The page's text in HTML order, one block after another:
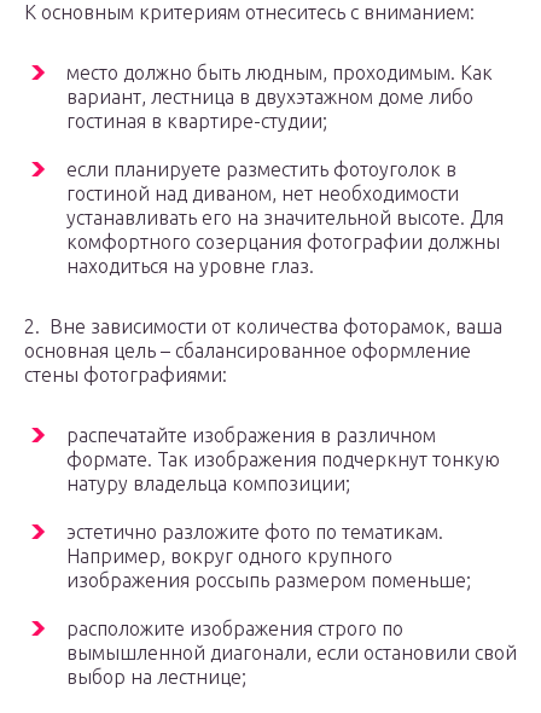
К основным критериям отнеситесь с вниманием:
место должно быть людным, проходимым. Как
вариант, лестница в двухэтажном доме либо
гостиная в квартире-студии;
если планируете разместить фотоуголок в
гостиной над диваном, нет необходимости
устанавливать его на значительной высоте. Для
комфортного созерцания фотографии должны
находиться на уровне глаз.
2. Вне зависимости от количества фоторамок, ваша
основная цель – сбалансированное оформление
стены фотографиями:
распечатайте изображения в различном
формате. Так изображения подчеркнут тонкую
натуру владельца композиции;
эстетично разложите фото по тематикам.
Например, вокруг одного крупного
изображения россыпь размером поменьше;
расположите изображения строго по
вымышленной диагонали, если остановили свой
выбор на лестнице;